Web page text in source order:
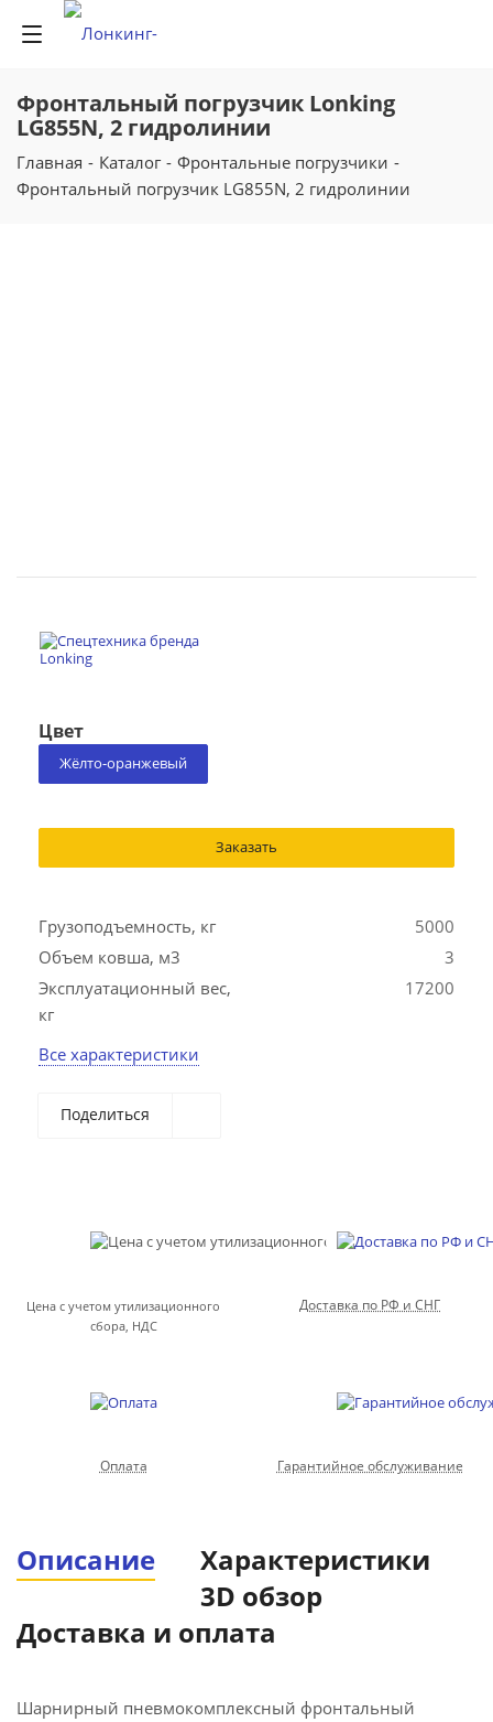
Фронтальный погрузчик Lonking
LG855N, 2 гидролинии
Главная - Каталог - Фронтальные погрузчики -
Фронтальный погрузчик LG855N, 2 гидролинии
Цвет
Жёлто-оранжевый
Заказать
Грузоподъемность, кг
5000
Объем ковша, м3
3
Эксплуатационный вес,
кг
17200
Все характеристики
Поделиться
Цена с учетом утилизационного
сбора, НДС
Доставка по РФ и СНГ
Оплата Гарантийное обслуживание
Описание
Характеристики
3D обзор
Доставка и оплата
Шарнирный пневмокомплексный фронтальный